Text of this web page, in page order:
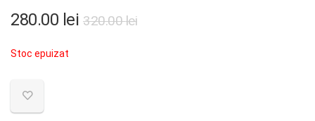
320.00leiPrețul
280.00 lei
Prețul
Stoc epuizat